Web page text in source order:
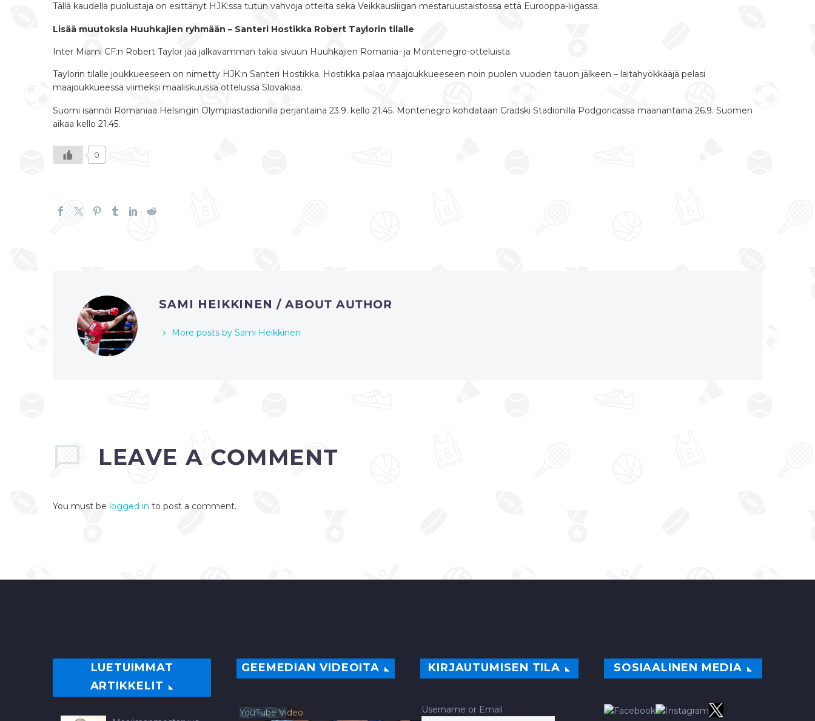
Tällä kaudella puolustaja on esittänyt HJK:ssa tutun vahvoja otteita sekä Veikkausliigan mestaruustaistossa että Eurooppa-liigassa.
Lisää muutoksia Huuhkajien ryhmään – Santeri Hostikka Robert Taylorin tilalle
Inter Miami CF:n Robert Taylor jää jalkavamman takia sivuun Huuhkajien Romania- ja Montenegro-otteluista.
Taylorin tilalle joukkueeseen on nimetty HJK:n Santeri Hostikka. Hostikka palaa maajoukkueeseen noin puolen vuoden tauon jälkeen – laitahyökkääjä pelasi
maajoukkueessa viimeksi maaliskuussa ottelussa Slovakiaa.
Suomi isännöi Romaniaa Helsingin Olympiastadionilla perjantaina 23.9. kello 21.45. Montenegro kohdataan Gradski Stadionilla Podgoricassa maanantaina 26.9. Suomen
aikaa kello 21.45.
0
SAMI HEIKKINEN/ ABOUT AUTHOR
More posts by Sami Heikkinen
LEAVEA COMMENT
You must be logged in to post a comment.
LUETUIMMAT
ARTIKKELIT
GEEMEDIAN VIDEOITA
YouTube Video
KIRJAUTUMISEN TILA
Username or Email
SOSIAALINEN MEDIA